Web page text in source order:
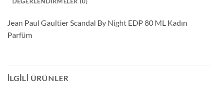
Jean Paul Gaultier Scandal By Night EDP 80 ML Kadın
Parfüm
İLGILI ÜRÜNLER